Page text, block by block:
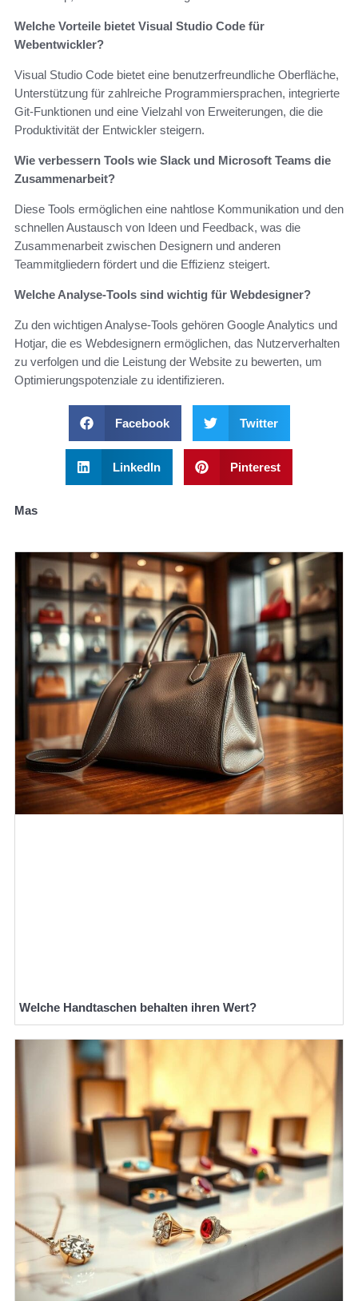
Welche Vorteile bietet Visual Studio Code für
Webentwickler?
Visual Studio Code bietet eine benutzerfreundliche Oberfläche,
Unterstützung für zahlreiche Programmiersprachen, integrierte
Git-Funktionen und eine Vielzahl von Erweiterungen, die die
Produktivität der Entwickler steigern.
Wie verbessern Tools wie Slack und Microsoft Teams die
Zusammenarbeit?
Diese Tools ermöglichen eine nahtlose Kommunikation und den
schnellen Austausch von Ideen und Feedback, was die
Zusammenarbeit zwischen Designern und anderen
Teammitgliedern fördert und die Effizienz steigert.
Welche Analyse-Tools sind wichtig für Webdesigner?
Zu den wichtigen Analyse-Tools gehören Google Analytics und
Hotjar, die es Webdesignern ermöglichen, das Nutzerverhalten
zu verfolgen und die Leistung der Website zu bewerten, um
Optimierungspotenziale zu identifizieren.
Facebook Twitter
LinkedIn Pinterest
Mas
Welche Handtaschen behalten ihren Wert?